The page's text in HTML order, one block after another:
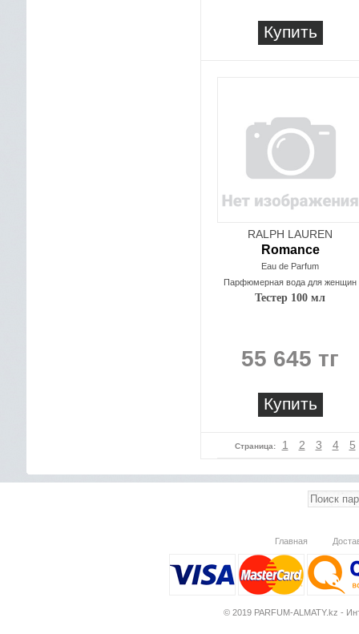
Купить
RALPH LAUREN
Romance
Eau de Parfum
Парфюмерная вода для женщин
Тестер 100 мл
55 645 тг
Купить
Страница: 1 2 3 4 5
Главная
© 2019 PARFUM-ALMATY.kz -